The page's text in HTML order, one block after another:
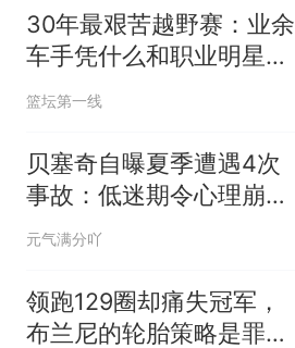
30年最艰苦越野赛：业余
车手凭什么和职业明星同
场竞技？
篮坛第一线
贝塞奇自曝夏季遭遇4次
事故：低迷期令心理崩溃
并陷入自我怀疑
元气满分吖
领跑129圈却痛失冠军，
布兰尼的轮胎策略是罪魁